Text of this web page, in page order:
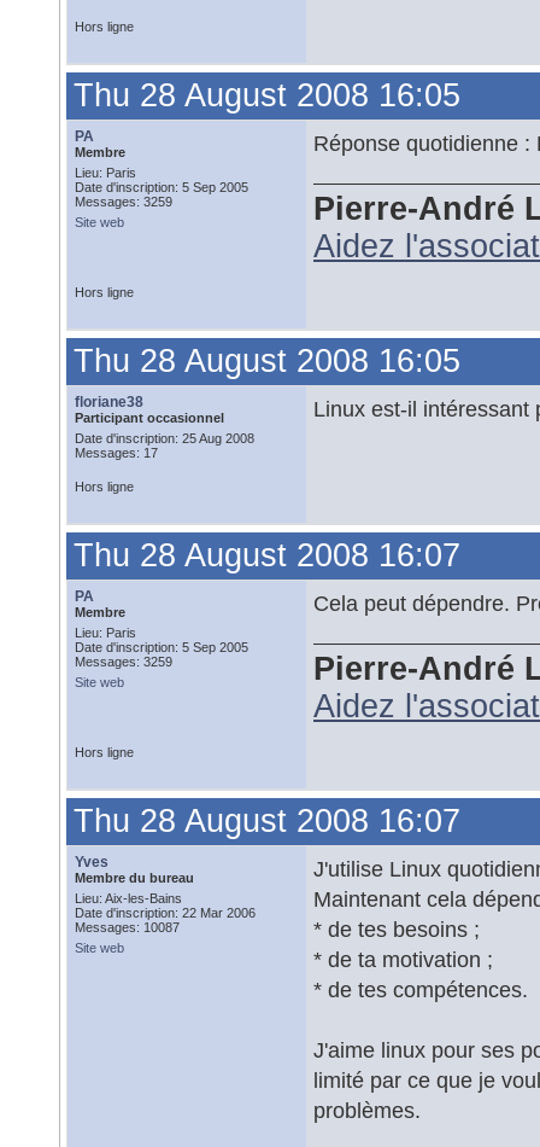
Hors ligne
Thu 28 August 2008 16:05
PA
Membre
Lieu: Paris
Date d'inscription: 5 Sep 2005
Messages: 3259
Site web
Réponse quotidienne :
Pierre-André
Aidez
Hors ligne
Thu 28 August 2008 16:05
floriane38
Participant occasionnel
Date d'inscription: 25 Aug 2008
Messages: 17
Linux est-il intéressant
Hors ligne
Thu 28 August 2008 16:07
PA
Membre
Lieu: Paris
Date d'inscription: 5 Sep 2005
Messages: 3259
Site web
Cela peut dépendre.
Pierre-André
Aidez
Hors ligne
Thu 28 August 2008 16:07
Yves
Membre du bureau
Lieu: Aix-les-Bains
Date d'inscription: 22 Mar 2006
Messages: 10087
Site web
J'utilise Linux
Maintenant cela
* de tes besoins ;
* de ta motivation ;
* de tes compétences.
J'aime linux pour ses
limité par ce que je
problèmes.